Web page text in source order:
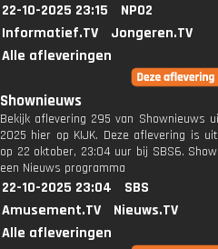
22-10-2025 23:15
NPO2
Informatief.TV
Jongeren.TV
Alle afleveringen
Shownieuws
Bekijk aflevering 295 van Shownieuws
2025 hier op KIJK. Deze aflevering is
op 22 oktober, 23:04 uur bij SBS6.
een Nieuws programma
22-10-2025 23:04
SBS
Amusement.TV
Nieuws.TV
Alle afleveringen